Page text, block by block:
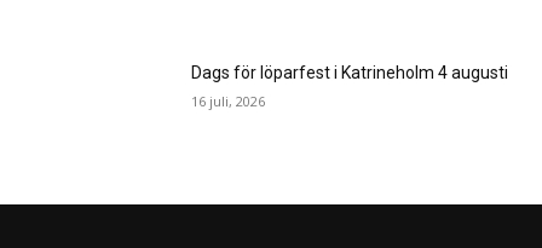
Dags för löparfest i Katrineholm 4 augusti
16 juli, 2026